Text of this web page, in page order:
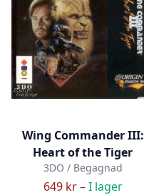
Wing Commander III:
Heart of the Tiger
3DO / Begagnad
649 kr –I lager